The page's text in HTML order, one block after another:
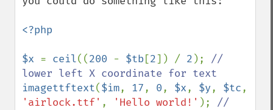
<?php
$x = ceil((200 - $tb[2]) / 2 ); //
imagettftext($im, 17, 0, $x, $y, $tc
'airlock.ttf' , 'Hello world!' ); //